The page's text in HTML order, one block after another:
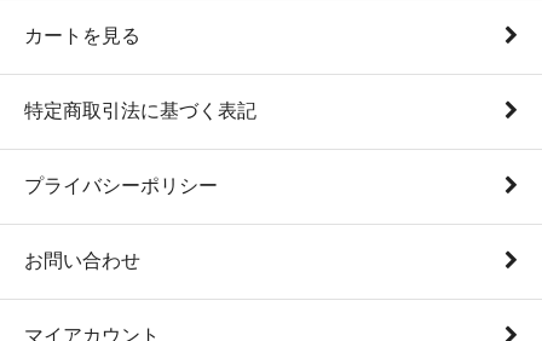
カートを見る
特定商取引法に基づく表記
プライバシーポリシー
お問い合わせ
マイアカウント